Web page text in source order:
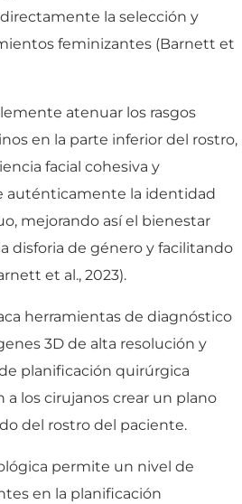
la selección y
feminizantes (Barnett et
atenuar los rasgos
en la parte inferior del rostro,
facial cohesiva y
auténticamente la identidad
mejorando así el bienestar
disforia de género y facilitando
et al., 2023).
herramientas de diagnóstico
3D de alta resolución y
planificación quirúrgica
los cirujanos crear un plano
del rostro del paciente.
permite un nivel de
en la planificación